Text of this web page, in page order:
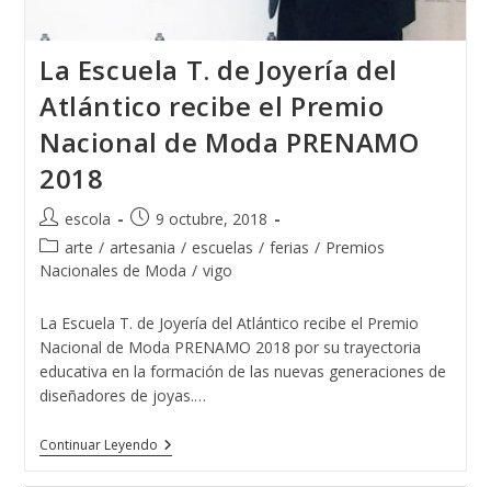
La Escuela T. de Joyería del
Atlántico recibe el Premio
Nacional de Moda PRENAMO
2018
Autor
de
la
escola
Publicación
de
la
9 octubre, 2018
Categoría
de
entrada:
arte / artesania / escuelas / ferias / Premios
Nacionales de Moda / vigo
La Escuela T. de Joyería del Atlántico recibe el Premio
Nacional de Moda PRENAMO 2018 por su trayectoria
educativa en la formación de las nuevas generaciones de
diseñadores de joyas.…
Continuar LeyendoLa
Escuela